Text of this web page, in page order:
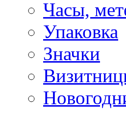
Часы,
Упаковка
Значки